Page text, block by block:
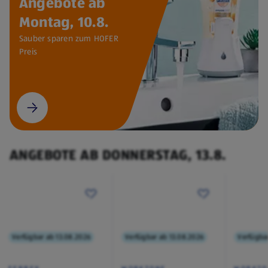
Montag, 10.8.
Sauber sparen zum HOFER
Preis
ANGEBOTE AB DONNERSTAG, 13.8.
Verfügbar ab 13.08.2026 Verfügbar ab 13.08.2026